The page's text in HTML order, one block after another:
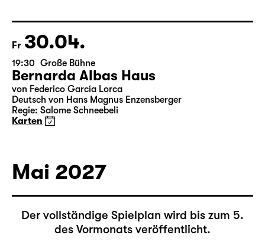
15:15 + 15:30 Einführung im Rangfoyer
Karten
Fr 30.04.
19:30 Große Bühne
Bernarda Albas Haus
Karten
Mai 2027